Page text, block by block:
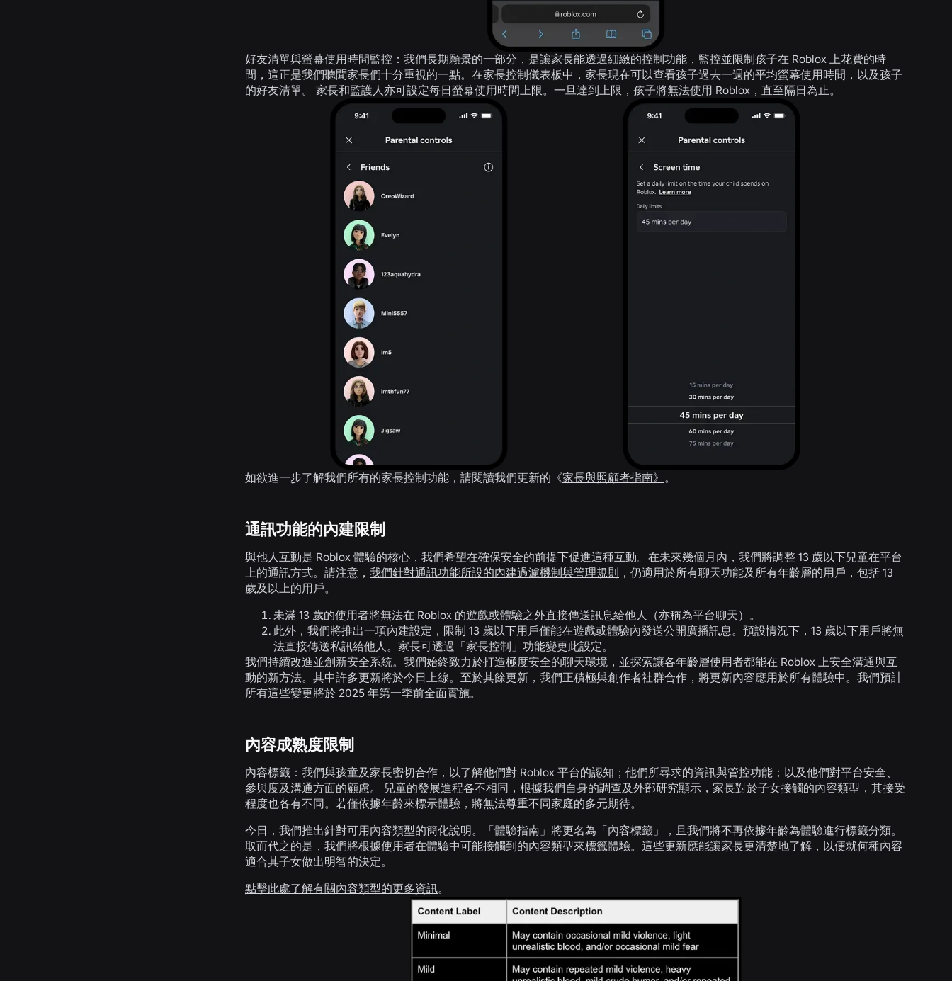
好友清單與螢幕使用時間監控 ：我們長期願景的一部分，是讓家長能透過細緻的控制功能，監控並限制孩子在 Roblox 上花費的時
間，這正是我們聽聞家長們十分重視的一點。在家長控制儀表板中，家長現在可以查看孩子過去一週的平均螢幕使用時間，以及孩子
的好友清單。 家長和監護人亦可設定每日螢幕使用時間上限。一旦達到上限，孩子將無法使用 Roblox，直至隔日為止。
如欲進一步了解我們所有的家長控制功能，請閱讀我們更新的《家長與照顧者指南》 。
通訊功能的內建限制
與他人互動是 Roblox 體驗的核心，我們希望在確保安全的前提下促進這種互動。在未來幾個月內，我們將調整 13 歲以下兒童在平台
上的通訊方式。請注意， 我們針對通訊功能所設的內建過濾機制與管理規則 ，仍適用於所有聊天功能及所有年齡層的用戶，包括 13
歲及以上的用戶。
未滿 13 歲的使用者將無法在 Roblox 的遊戲或體驗之外直接傳送訊息給他人 （亦稱為平台聊天）。
此外，我們將推出一項內建設定， 限制 13 歲以下用戶僅能在遊戲或體驗內發送公開廣播訊息。 預設情況下，13 歲以下用戶將無
法直接傳送私訊給他人。家長可透過「家長控制」功能變更此設定。
我們持續改進並創新安全系統。我們始終致力於打造極度安全的聊天環境，並探索讓各年齡層使用者都能在 Roblox 上安全溝通與互
動的新方法。其中許多更新將於今日上線。至於其餘更新，我們正積極與創作者社群合作，將更新內容應用於所有體驗中。我們預計
所有這些變更將於 2025 年第一季前全面實施。
內容成熟度限制
內容標籤： 我們與孩童及家長密切合作，以了解他們對 Roblox 平台的認知；他們所尋求的資訊與管控功能；以及他們對平台安全、
參與度及溝通方面的顧慮。 兒童的發展進程各不相同，根據我們自身的調查及外部研究顯示 ， 家長對於子女接觸的內容類型，其接受
程度也各有不同。若僅依據年齡來標示體驗，將無法尊重不同家庭的多元期待。
今日，我們推出針對可用內容類型的簡化說明。「體驗指南」將更名為「內容標籤」，且我們將不再依據年齡為體驗進行標籤分類。
取而代之的是，我們將根據使用者在體驗中可能接觸到的內容類型來標籤體驗。這些更新應能讓家長更清楚地了解，以便就何種內容
適合其子女做出明智的決定。
點擊此處了解有關內容類型的更多資訊。